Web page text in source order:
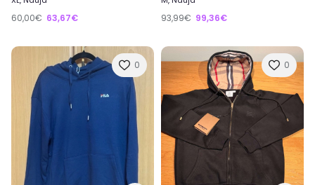
60,00€ 63,67€ 93,99€ 99,36€
0 0